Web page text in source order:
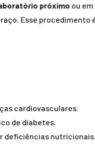
próximo ou
Esse procedimento
cardiovasculares.
de diabetes.
deficiências nutricionais.